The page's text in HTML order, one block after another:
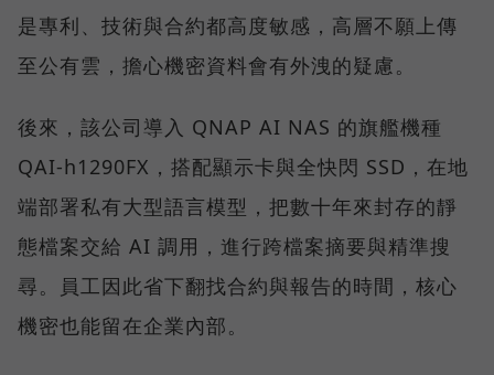
是專利、技術與合約都高度敏感，高層不願上傳
至公有雲，擔心機密資料會有外洩的疑慮。
後來，該公司導入 QNAP AI NAS 的旗艦機種
QAI-h1290FX，搭配顯示卡與全快閃 SSD，在地
端部署私有大型語言模型，把數十年來封存的靜
態檔案交給 AI 調用，進行跨檔案摘要與精準搜
尋。員工因此省下翻找合約與報告的時間，核心
機密也能留在企業內部。